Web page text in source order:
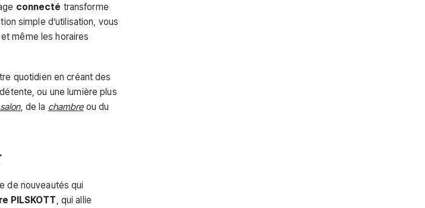
connecté transforme
simple d’utilisation, vous
même les horaires
quotidien en créant des
ou une lumière plus
salon, de la chambreou du
de nouveautés qui
PILSKOTT , qui allie